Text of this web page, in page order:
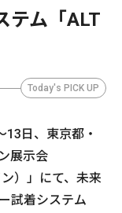
テム「ALT
Today's PICK UP
日、東京都・
展示会
）」にて、未来
試着システム